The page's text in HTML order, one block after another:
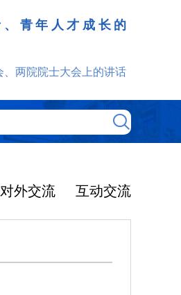
青年人才成长的
两院院士大会上的讲话
对外交流 互动交流